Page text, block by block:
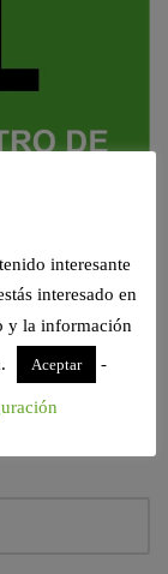
dispuestos para
interesante
interesado en
y la información
Aceptar -